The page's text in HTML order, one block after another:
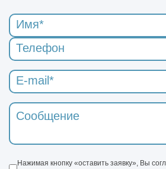
Нажимая кнопку «оставить заявку», Вы